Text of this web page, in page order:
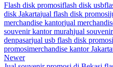
Flash disk promosiflash disk usb
disk Jakartajual flash disk promosi
merchandise kantorjual
souvenir kantor murahjual
denpasarjual usb flash disk promosi
promosimerchandise kantor Jakarta
Newer